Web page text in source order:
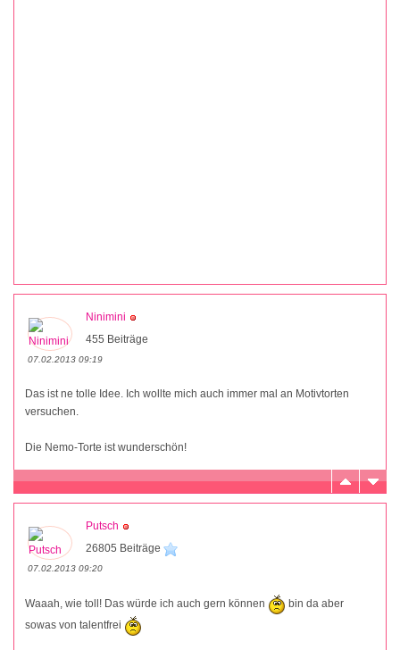
Ninimini
455 Beiträge
07.02.2013 09:19
Das ist ne tolle Idee. Ich wollte mich auch immer mal an Motivtorten
versuchen.
Die Nemo-Torte ist wunderschön!
Putsch
26805 Beiträge
07.02.2013 09:20
Waaah, wie toll! Das würde ich auch gern können
bin da aber
sowas von talentfrei